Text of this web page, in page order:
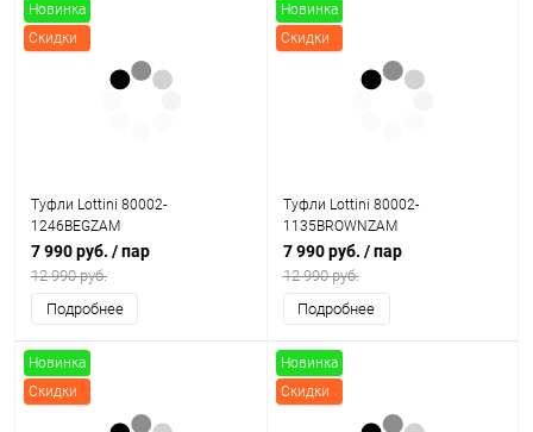
Новинка
Скидки
Туфли Lottini 80002-
1246BEGZAM
7 990 руб. / пар
12 990 руб.
Подробнее
Новинка
Скидки
Туфли Lottini 80002-
1135BROWNZAM
7 990 руб. / пар
12 990 руб.
Подробнее
Новинка
Скидки
Новинка
Скидки